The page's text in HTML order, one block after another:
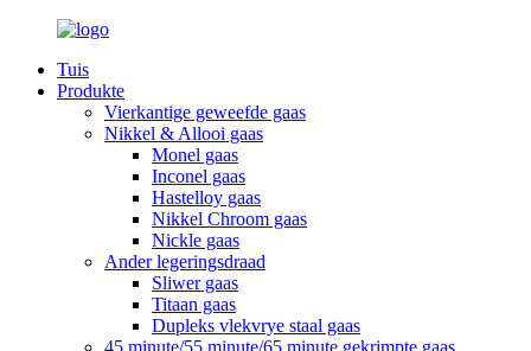
Tuis
Produkte
Vierkantige geweefde gaas
Nikkel & Allooi gaas
Monel gaas
Inconel gaas
Hastelloy gaas
Nikkel Chroom gaas
Nickle gaas
Ander legeringsdraad
Sliwer gaas
Titaan gaas
Dupleks vlekvrye staal gaas
45 minute/55 minute/65 minute gekrimpte gaas